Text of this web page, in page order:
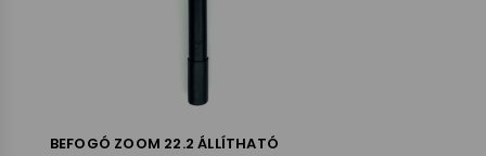
BEFOGÓ ZOOM 22.2 ÁLLÍTHATÓ